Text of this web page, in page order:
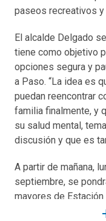
paseos recreativos y
El alcalde Delgado
tiene como objetivo
opciones segura y
a Paso. “La idea es
puedan reencontrar
familia finalmente, y
su salud mental,
discusión y que es
A partir de mañana,
septiembre, se
mayores de
y descapotables,